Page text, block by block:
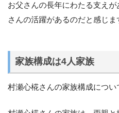
お父さんの長年にわたる支え
さんの活躍があるのだと感じま
家族構成は4人家族
村瀬心椛さんの家族構成につい